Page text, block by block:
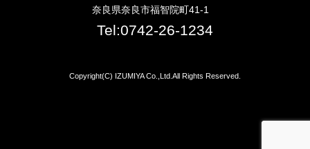
奈良県奈良市福智院町41-1
Tel:0742-26-1234
Copyright(C) IZUMIYA Co.,Ltd.All Rights Reserved.